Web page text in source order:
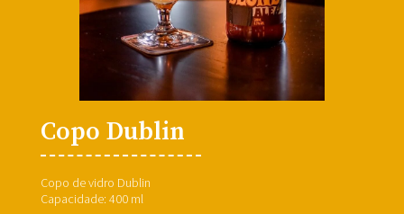
Copo Dublin
Copo de vidro Dublin
Capacidade: 400 ml